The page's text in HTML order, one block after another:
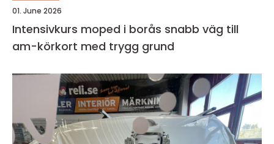
01. June 2026
Intensivkurs moped i borås snabb väg till
am-körkort med trygg grund